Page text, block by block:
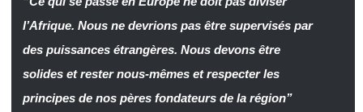
l’Afrique. Nous ne devrions pas être supervisés par
des puissances étrangères. Nous devons être
solides et rester nous-mêmes et respecter les
principes de nos pères fondateurs de la région”